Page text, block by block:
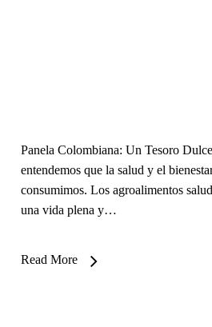
Panela Colombiana: Un Tesoro
entendemos que la salud y el
consumimos. Los agroalimentos
una vida plena y…
Read More